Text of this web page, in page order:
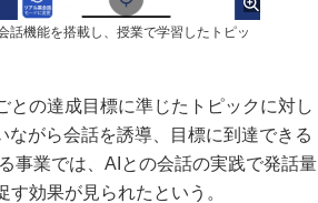
話機能を搭載し、授業で学習したトピッ
の達成目標に準じたトピックに対し
がら会話を誘導、目標に到達できる
事業では、AIとの会話の実践で発話量
効果が見られたという。